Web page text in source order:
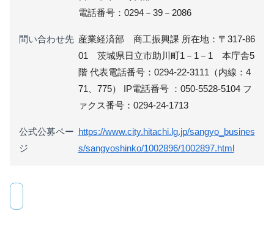
電話番号：0294－39－2086
問い合わせ先 産業経済部 商工振興課 所在地：〒317-86
01 茨城県日立市助川町1－1－1 本庁舎5
階 代表電話番号：0294-22-3111（内線：4
71、775） IP電話番号 ：050-5528-5104 フ
ァクス番号：0294-24-1713
公式公募ペー
ジ
https://www.city.hitachi.lg.jp/sangyo_busines
s/sangyoshinko/1002896/1002897.html